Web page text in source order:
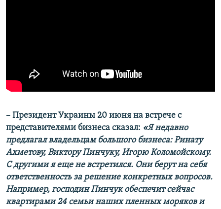
– Президент Украины 20 июня на встрече с
представителями бизнеса сказал: «Я недавно
предлагал владельцам большого бизнеса: Ринату
Ахметову, Виктору Пинчуку, Игорю Коломойскому.
С другими я еще не встретился. Они берут на себя
ответственность за решение конкретных вопросов.
Например, господин Пинчук обеспечит сейчас
квартирами 24 семьи наших пленных моряков и